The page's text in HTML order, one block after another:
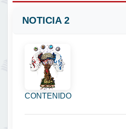
NOTICIA 2
CONTENIDO